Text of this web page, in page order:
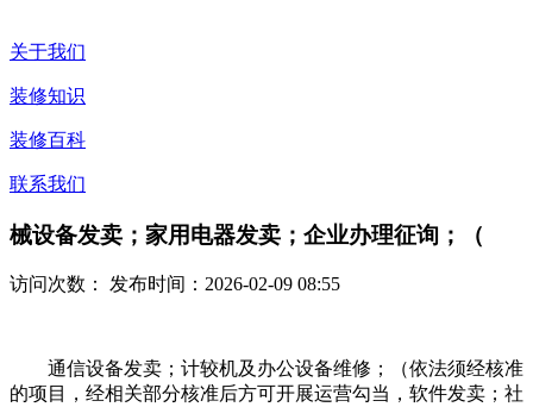
关于我们
装修知识
装修百科
联系我们
械设备发卖；家用电器发卖；企业办理征询；（
访问次数： 发布时间：2026-02-09 08:55
通信设备发卖；计较机及办公设备维修；（依法须经核准
的项目，经相关部分核准后方可开展运营勾当，软件发卖；社